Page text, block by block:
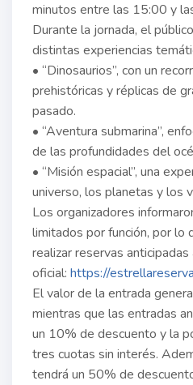
minutos entre las 15:00 y
Durante la jornada, el
distintas experiencias
• “Dinosaurios”, con un
prehistóricas y réplicas de
pasado.
• “Aventura submarina”,
de las profundidades del
• “Misión espacial”, una
universo, los planetas y los
Los organizadores
limitados por función, por lo
realizar reservas
oficial: https://
El valor de la entrada
mientras que las entradas
un 10% de descuento y la
tres cuotas sin interés.
tendrá un 50% de